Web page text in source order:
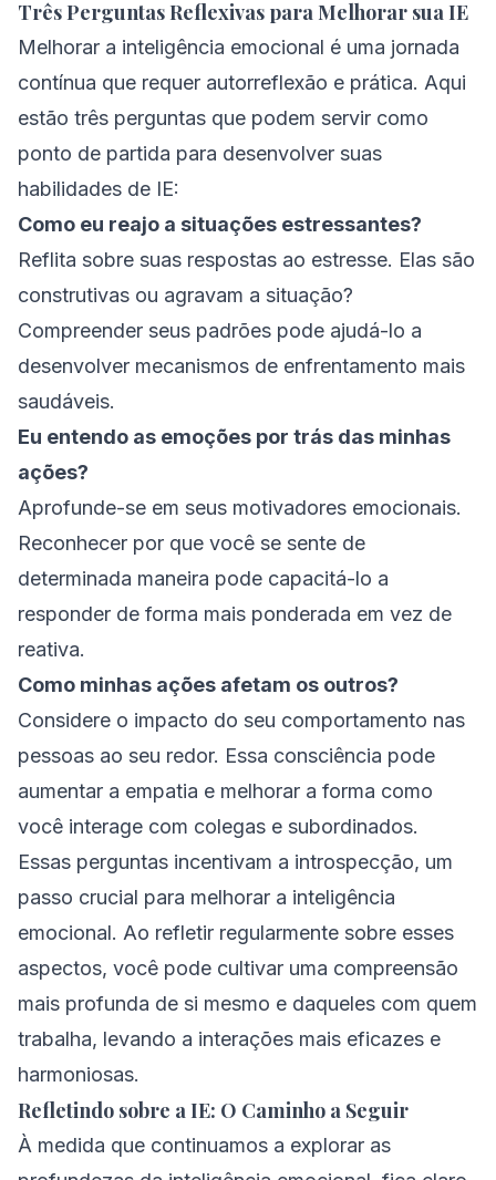
Três Perguntas Reflexivas para Melhorar sua IE
Melhorar a inteligência emocional é uma jornada
contínua que requer autorreflexão e prática. Aqui
estão três perguntas que podem servir como
ponto de partida para desenvolver suas
habilidades de IE:
Como eu reajo a situações estressantes?
Reflita sobre suas respostas ao estresse. Elas são
construtivas ou agravam a situação?
Compreender seus padrões pode ajudá-lo a
desenvolver mecanismos de enfrentamento mais
saudáveis.
Eu entendo as emoções por trás das minhas
ações?
Aprofunde-se em seus motivadores emocionais.
Reconhecer por que você se sente de
determinada maneira pode capacitá-lo a
responder de forma mais ponderada em vez de
reativa.
Como minhas ações afetam os outros?
Considere o impacto do seu comportamento nas
pessoas ao seu redor. Essa consciência pode
aumentar a empatia e melhorar a forma como
você interage com colegas e subordinados.
Essas perguntas incentivam a introspecção, um
passo crucial para melhorar a inteligência
emocional. Ao refletir regularmente sobre esses
aspectos, você pode cultivar uma compreensão
mais profunda de si mesmo e daqueles com quem
trabalha, levando a interações mais eficazes e
harmoniosas.
Refletindo sobre a IE: O Caminho a Seguir
À medida que continuamos a explorar as